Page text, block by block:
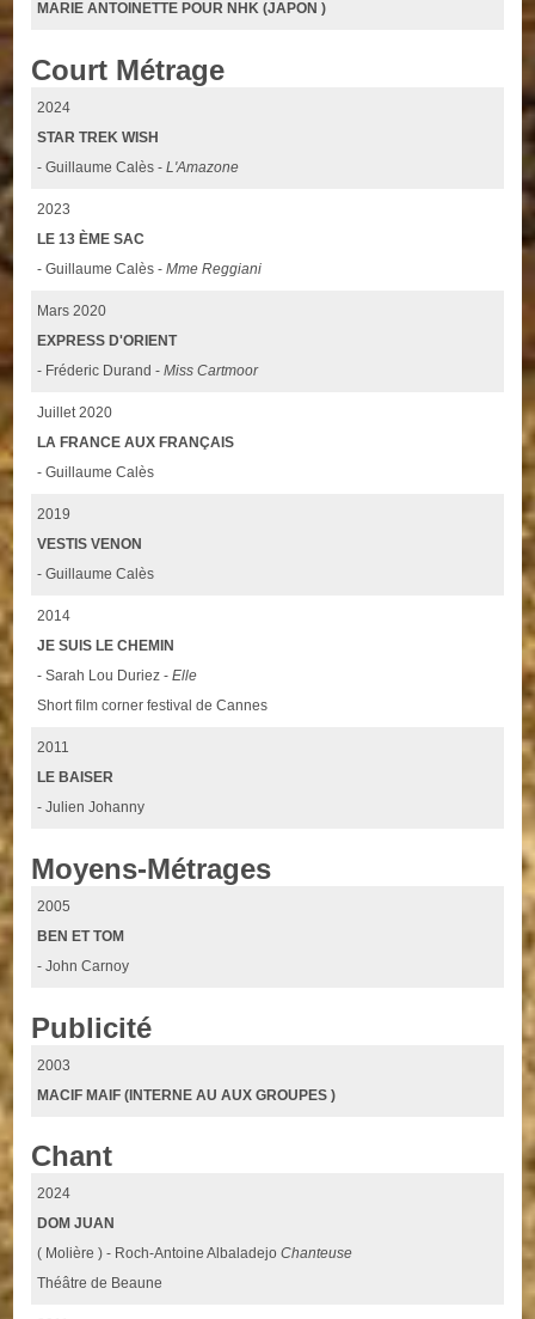
MARIE ANTOINETTE POUR NHK (JAPON )
Court Métrage
2024
STAR TREK WISH
- Guillaume Calès -L'Amazone
2023
LE 13 ÈME SAC
- Guillaume Calès -Mme Reggiani
Mars 2020
EXPRESS D'ORIENT
- Fréderic Durand -Miss Cartmoor
Juillet 2020
LA FRANCE AUX FRANÇAIS
- Guillaume Calès
2019
VESTIS VENON
- Guillaume Calès
2014
JE SUIS LE CHEMIN
- Sarah Lou Duriez -Elle
Short film corner festival de Cannes
2011
LE BAISER
- Julien Johanny
Moyens-Métrages
2005
BEN ET TOM
- John Carnoy
Publicité
2003
MACIF MAIF (INTERNE AU AUX GROUPES )
Chant
2024
DOM JUAN
( Molière ) - Roch-Antoine AlbaladejoChanteuse
Théâtre de Beaune